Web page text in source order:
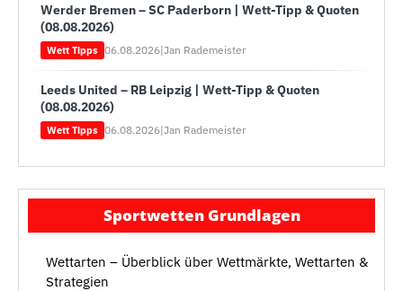
Werder Bremen – SC Paderborn | Wett-Tipp & Quoten
(08.08.2026)
Wett Tipps 06.08.2026|Jan Rademeister
Leeds United – RB Leipzig | Wett-Tipp & Quoten
(08.08.2026)
Wett Tipps 06.08.2026|Jan Rademeister
Sportwetten Grundlagen
Wettarten – Überblick über Wettmärkte, Wettarten &
Strategien